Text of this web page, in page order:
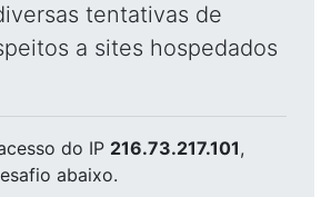
tentativas de
a sites hospedados
do IP 216.73.217.101,
abaixo.